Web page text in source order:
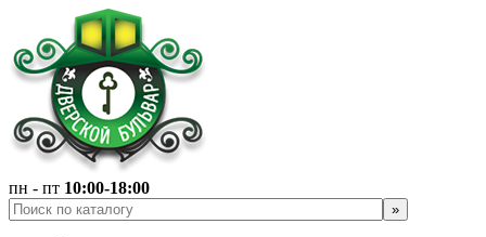
пн - пт 10:00-18:00